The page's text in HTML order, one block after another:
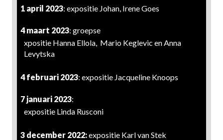
1 april 2023: expositie Johan, Irene Goes
4 maart 2023: groepse
xpositie Hanna Ellola, Mario Keglevic en Anna
Levytska
4 februari 2023: expositie Jacqueline Knoops
7 januari 2023:
expositie Linda Rusconi
3 december 2022:expositie Karl van Stek